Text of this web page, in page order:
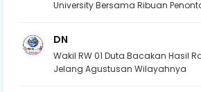
University Bersama Ribuan
DN
Wakil RW 01 Duta Bacakan Hasil
Jelang Agustusan Wilayahnya